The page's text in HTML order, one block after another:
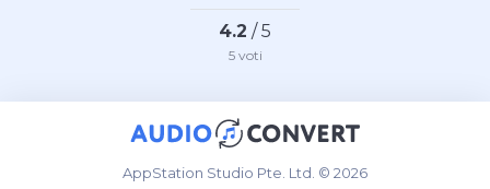
4.2 / 5
5voti
AppStation Studio Pte. Ltd. © 2026